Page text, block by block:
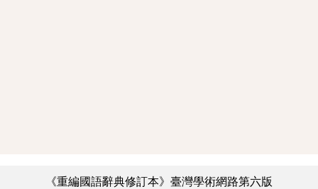
《重編國語辭典修訂本》臺灣學術網路第六版